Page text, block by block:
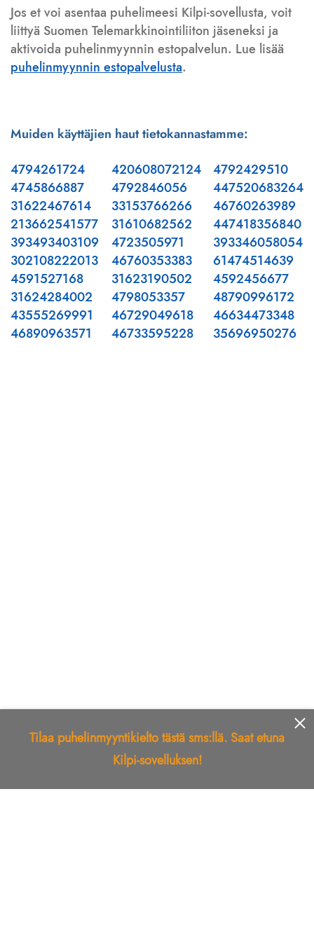
Jos et voi asentaa puhelimeesi Kilpi-sovellusta, voit
liittyä Suomen Telemarkkinointiliiton jäseneksi ja
aktivoida puhelinmyynnin estopalvelun. Lue lisää
puhelinmyynnin estopalvelusta.
Muiden käyttäjien haut tietokannastamme:
4794261724
4745866887
31622467614
213662541577
393493403109
302108222013
4591527168
31624284002
43555269991
46890963571
420608072124
4792846056
33153766266
31610682562
4723505971
46760353383
31623190502
4798053357
46729049618
46733595228
4792429510
447520683264
46760263989
447418356840
393346058054
61474514639
4592456677
48790996172
46634473348
35696950276
Tilaa puhelinmyyntikielto tästä sms:llä. Saat etuna
Kilpi-sovelluksen!